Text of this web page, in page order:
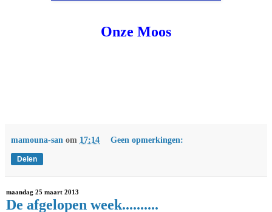
Onze Moos
mamouna-san om 17:14 Geen opmerkingen:
Delen
maandag 25 maart 2013
De afgelopen week..........